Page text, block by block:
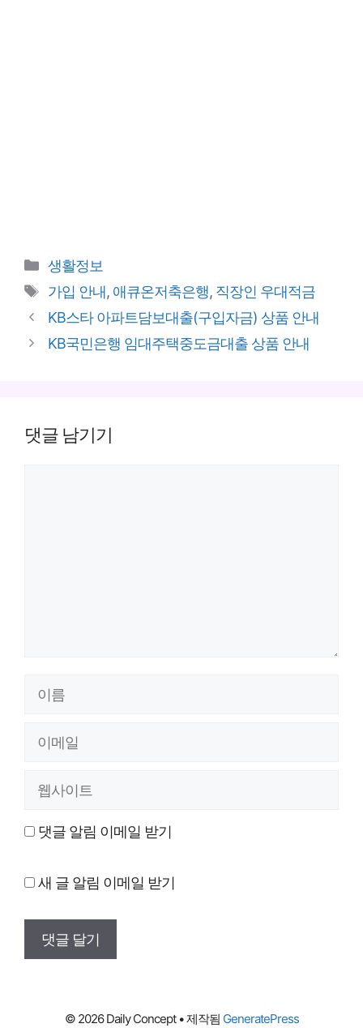
카
테
리
생활정보
태
그
가입 안내, 애큐온저축은행, 직장인 우대적금
KB스타 아파트담보대출(구입자금) 상품 안내
KB국민은행 임대주택중도금대출 상품 안내
댓글 남기기
이 댓글 알림 이메일 받기
새 글 알림 이메일 받기
© 2026 Daily Concept• 제작됨 GeneratePress